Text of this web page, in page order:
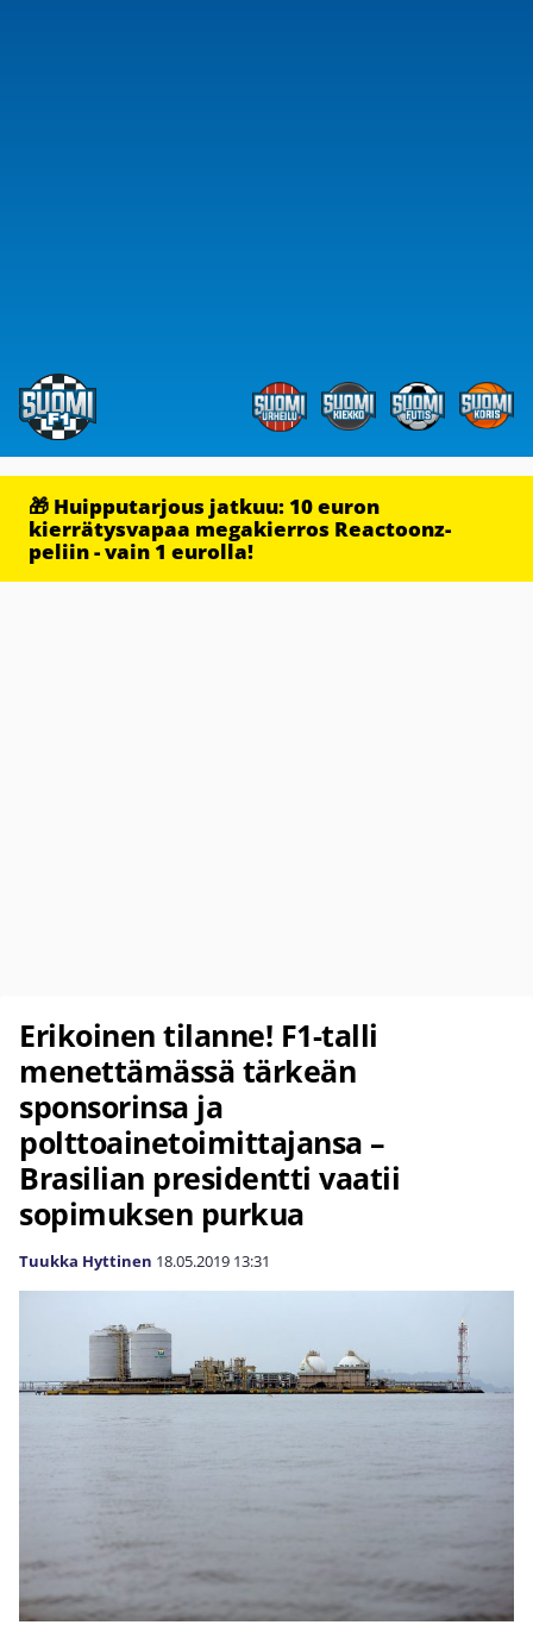
🎁 Huipputarjous jatkuu: 10 euron
kierrätysvapaa megakierros Reactoonz-
peliin - vain 1 eurolla!
Erikoinen tilanne! F1-talli
menettämässä tärkeän
sponsorinsa ja
polttoainetoimittajansa –
Brasilian presidentti vaatii
sopimuksen purkua
Tuukka Hyttinen 18.05.2019 13:31